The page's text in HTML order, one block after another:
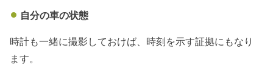
自分の車の状態
時計も一緒に撮影しておけば、時刻を示す証拠にもなり
ます。